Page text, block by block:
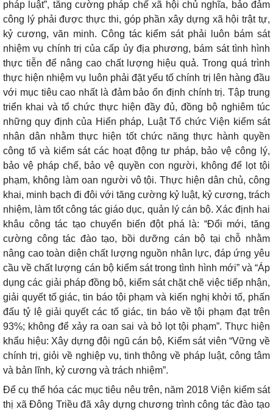
pháp luật”, tăng cường pháp chế xã hội chủ nghĩa, bảo đảm
công lý phải được thực thi, góp phần xây dựng xã hội trật tự,
kỷ cương, văn minh. Công tác kiểm sát phải luôn bám sát
nhiệm vụ chính trị của cấp ủy địa phương, bám sát tình hình
thực tiễn để nâng cao chất lượng hiệu quả. Trong quá trình
thực hiện nhiệm vụ luôn phải đặt yếu tố chính trị lên hàng đầu
với mục tiêu cao nhất là đảm bảo ổn định chính trị. Tập trung
triển khai và tổ chức thực hiện đầy đủ, đồng bộ nghiêm túc
những quy định của Hiến pháp, Luật Tổ chức Viện kiểm sát
nhân dân nhằm thực hiện tốt chức năng thực hành quyền
công tố và kiểm sát các hoạt động tư pháp, bảo vệ công lý,
bảo vệ pháp chế, bảo vệ quyền con người, không để lọt tội
phạm, không làm oan người vô tội. Thực hiện dân chủ, công
khai, minh bạch đi đôi với tăng cường kỷ luật, kỷ cương, trách
nhiệm, làm tốt công tác giáo dục, quản lý cán bộ. Xác định hai
khâu công tác tạo chuyển biến đột phá là: “Đổi mới, tăng
cường công tác đào tạo, bồi dưỡng cán bộ tại chỗ nhằm
nâng cao toàn diện chất lượng nguồn nhân lực, đáp ứng yêu
cầu về chất lượng cán bộ kiểm sát trong tình hình mới” và “Áp
dụng các giải pháp đồng bộ, kiểm sát chặt chẽ việc tiếp nhận,
giải quyết tố giác, tin báo tội phạm và kiến nghị khởi tố, phấn
đấu tỷ lệ giải quyết các tố giác, tin báo về tội phạm đạt trên
93%; không để xảy ra oan sai và bỏ lọt tội phạm”. Thực hiện
khẩu hiệu: Xây dựng đội ngũ cán bộ, Kiểm sát viên “Vững về
chính trị, giỏi về nghiệp vụ, tinh thông về pháp luật, công tâm
và bản lĩnh, kỷ cương và trách nhiệm”.
Để cụ thể hóa các mục tiêu nêu trên, năm 2018 Viện kiểm sát
thị xã Đông Triều đã xây dựng chương trình công tác đào tạo